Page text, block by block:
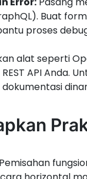
Buat
proses
alat seperti
API Anda.
Pemisahan